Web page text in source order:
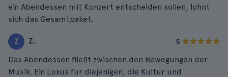
ein Abendessen mit Konzert entscheiden sollen, lohnt
sich das Gesamtpaket.
Z Z. 5
Das Abendessen fließt zwischen den Bewegungen der
Musik. Ein Luxus für diejenigen, die Kultur und